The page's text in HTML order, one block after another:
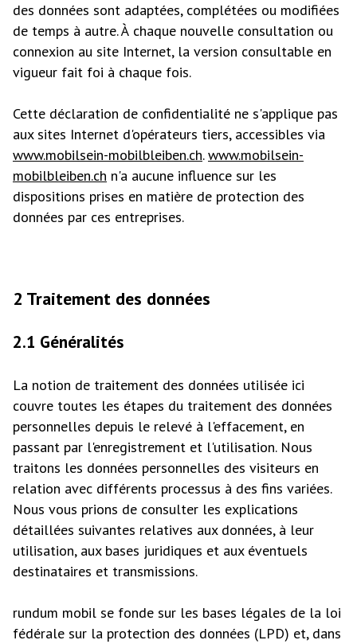
des données sont adaptées, complétées ou modifiées
de temps à autre. À chaque nouvelle consultation ou
connexion au site Internet, la version consultable en
vigueur fait foi à chaque fois.
Cette déclaration de confidentialité ne s'applique pas
aux sites Internet d'opérateurs tiers, accessibles via
www.mobilsein-mobilbleiben.ch.www.mobilsein-
mobilbleiben.ch n'a aucune influence sur les
dispositions prises en matière de protection des
données par ces entreprises.
2 Traitement des données
2.1 Généralités
La notion de traitement des données utilisée ici
couvre toutes les étapes du traitement des données
personnelles depuis le relevé à l'effacement, en
passant par l'enregistrement et l'utilisation. Nous
traitons les données personnelles des visiteurs en
relation avec différents processus à des fins variées.
Nous vous prions de consulter les explications
détaillées suivantes relatives aux données, à leur
utilisation, aux bases juridiques et aux éventuels
destinataires et transmissions.
rundum mobil se fonde sur les bases légales de la loi
fédérale sur la protection des données (LPD) et, dans